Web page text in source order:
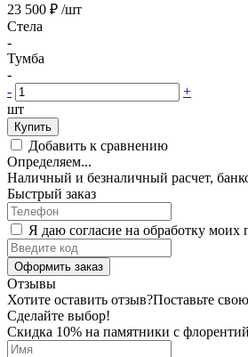
23 500 ₽ /шт
Стела
-
Тумба
-
-
+
шт
Купить
Добавить к сравнению
Определяем...
Наличный и безналичный расчет,
Быстрый заказ
Я даю согласие на обработку
Оформить заказ
Отзывы
Хотите оставить отзыв?Поставьте
Сделайте выбор!
Скидка 10% на памятники с